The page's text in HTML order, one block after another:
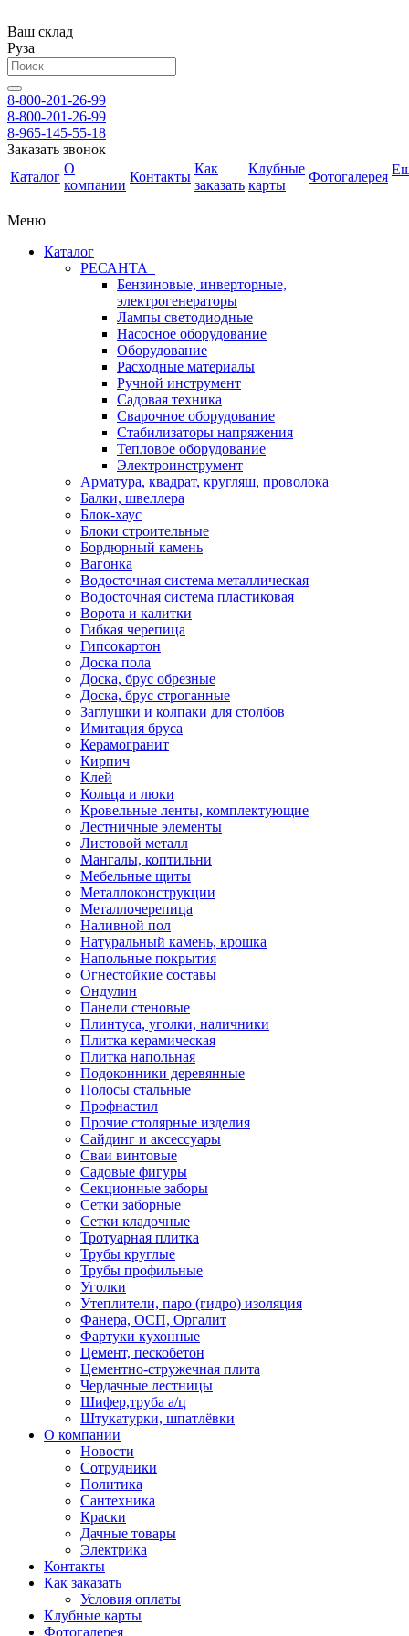
Ваш склад
Руза
8-800-201-26-99
8-800-201-26-99
8-965-145-55-18
Заказать звонок
Каталог
О
компании
Контакты
Как
заказать
Клубные
карты
Фотогалерея
Меню
Каталог
РЕСАНТА
Бензиновые, инверторные,
электрогенераторы
Лампы светодиодные
Насосное оборудование
Оборудование
Расходные материалы
Ручной инструмент
Садовая техника
Сварочное оборудование
Стабилизаторы напряжения
Тепловое оборудование
Электроинструмент
Арматура, квадрат, кругляш, проволока
Балки, швеллера
Блок-хаус
Блоки строительные
Бордюрный камень
Вагонка
Водосточная система металлическая
Водосточная система пластиковая
Ворота и калитки
Гибкая черепица
Гипсокартон
Доска пола
Доска, брус обрезные
Доска, брус строганные
Заглушки и колпаки для столбов
Имитация бруса
Керамогранит
Кирпич
Клей
Кольца и люки
Кровельные ленты, комплектующие
Лестничные элементы
Листовой металл
Мангалы, коптильни
Мебельные щиты
Металлоконструкции
Металлочерепица
Наливной пол
Натуральный камень, крошка
Напольные покрытия
Огнестойкие составы
Ондулин
Панели стеновые
Плинтуса, уголки, наличники
Плитка керамическая
Плитка напольная
Подоконники деревянные
Полосы стальные
Профнастил
Прочие столярные изделия
Сайдинг и аксессуары
Сваи винтовые
Садовые фигуры
Секционные заборы
Сетки заборные
Сетки кладочные
Тротуарная плитка
Трубы круглые
Трубы профильные
Уголки
Утеплители, паро (гидро) изоляция
Фанера, ОСП, Оргалит
Фартуки кухонные
Цемент, пескобетон
Цементно-стружечная плита
Чердачные лестницы
Шифер,труба а/ц
Штукатурки, шпатлёвки
О компании
Новости
Сотрудники
Политика
Сантехника
Краски
Дачные товары
Электрика
Контакты
Как заказать
Условия оплаты
Клубные карты
Фотогалерея